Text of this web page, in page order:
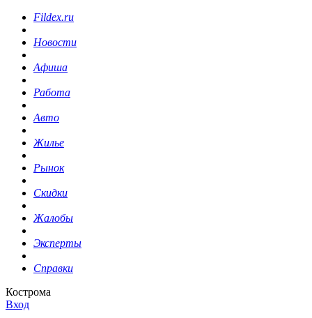
Fildex.ru
Новости
Афиша
Работа
Авто
Жилье
Рынок
Скидки
Жалобы
Эксперты
Справки
Кострома
Вход